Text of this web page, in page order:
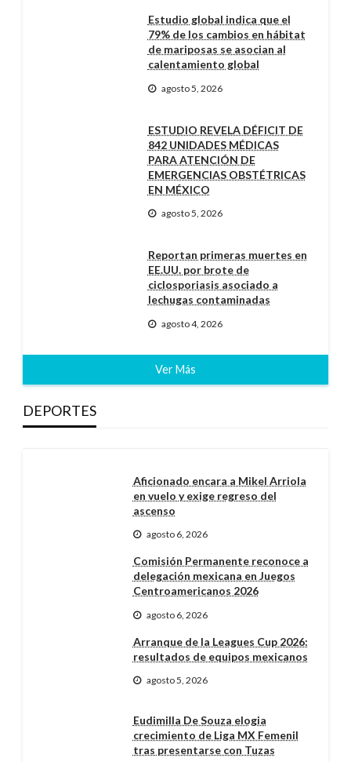
Estudio global indica que el
79% de los cambios en hábitat
de mariposas se asocian al
calentamiento global
agosto 5, 2026
ESTUDIO REVELA DÉFICIT DE
842 UNIDADES MÉDICAS
PARA ATENCIÓN DE
EMERGENCIAS OBSTÉTRICAS
EN MÉXICO
agosto 5, 2026
Reportan primeras muertes en
EE.UU. por brote de
ciclosporiasis asociado a
lechugas contaminadas
agosto 4, 2026
Ver Más
DEPORTES
Aficionado encara a Mikel Arriola
en vuelo y exige regreso del
ascenso
agosto 6, 2026
Comisión Permanente reconoce a
delegación mexicana en Juegos
Centroamericanos 2026
agosto 6, 2026
Arranque de la Leagues Cup 2026:
resultados de equipos mexicanos
agosto 5, 2026
Eudimilla De Souza elogia
crecimiento de Liga MX Femenil
tras presentarse con Tuzas